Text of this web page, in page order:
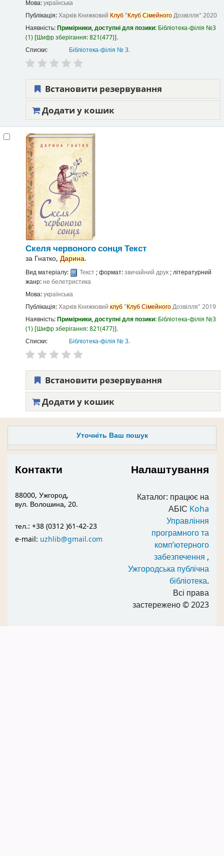
Уточніть Ваш пошук
Мова:українська
Публікація:Харків Книжковий Клуб"КлубСімейногоДозвілля" 2020
Наявність:Примірники, доступні для позики: Бібліотека-філія №3
(1) Шифр зберігання:821(477) .
Списки:
Бібліотека-філія № 3.
Встановити резервування
Додати у кошик
Скеля червоного сонця Текст
за Гнатко, Дарина.
Вид матеріалу: Текст; формат:звичайний друк; літературний
жанр:не белетристика
Мова:українська
Публікація:Харків Книжковий клуб"КлубСімейногоДозвілля" 2019
Наявність:Примірники, доступні для позики: Бібліотека-філія №3
(1) Шифр зберігання:821(477) .
Списки:
Бібліотека-філія № 3.
Встановити резервування
Додати у кошик
Контакти
88000, Ужгород,
вул. Волошина, 20.
тел.: +38 (0312 )61-42-23
e-mail: uzhlib@gmail.com
Налаштування
Каталог: працює на
АБІС Koha
Управління
програмного та
комп’ютерного
забезпечення ,
Ужгородська публічна
бібліотека.
Всі права
застережено© 2023